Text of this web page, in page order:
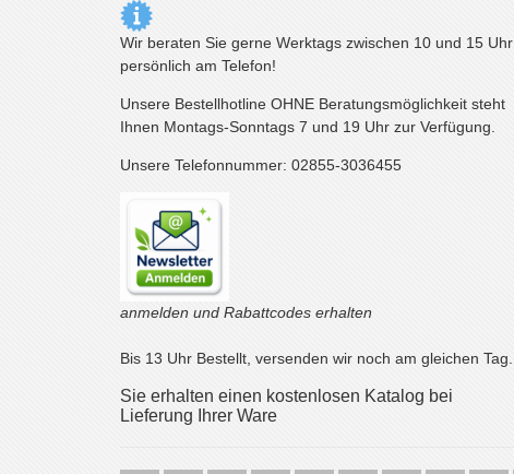
Wir beraten Sie gerne Werktags zwischen 10 und 15 Uhr
persönlich am Telefon!
Unsere Bestellhotline OHNE Beratungsmöglichkeit steht
Ihnen Montags-Sonntags 7 und 19 Uhr zur Verfügung.
Unsere Telefonnummer: 02855-3036455
anmelden und Rabattcodes erhalten
Bis 13 Uhr Bestellt, versenden wir noch am gleichen Tag.
Sie erhalten einen kostenlosen Katalog bei
Lieferung Ihrer Ware